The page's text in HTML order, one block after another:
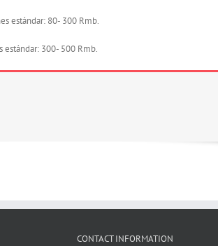
estándar: 80- 300 Rmb.
estándar: 300- 500 Rmb.
CONTACT INFORMATION